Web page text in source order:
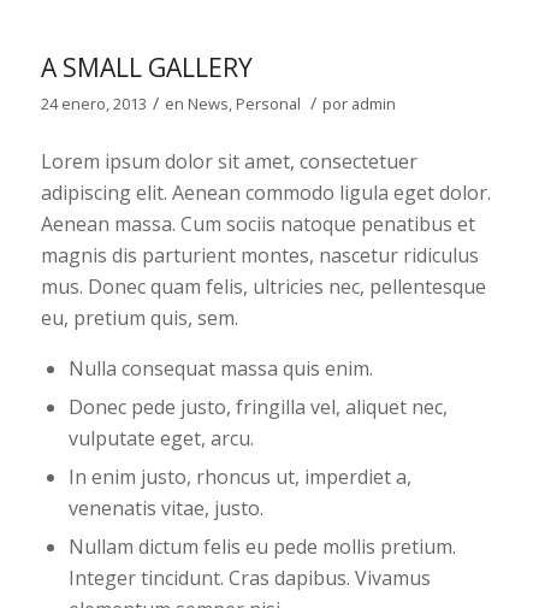
A SMALL GALLERY
24 enero, 2013 / en News, Personal / por admin
Lorem ipsum dolor sit amet, consectetuer
adipiscing elit. Aenean commodo ligula eget dolor.
Aenean massa. Cum sociis natoque penatibus et
magnis dis parturient montes, nascetur ridiculus
mus. Donec quam felis, ultricies nec, pellentesque
eu, pretium quis, sem.
Nulla consequat massa quis enim.
Donec pede justo, fringilla vel, aliquet nec,
vulputate eget, arcu.
In enim justo, rhoncus ut, imperdiet a,
venenatis vitae, justo.
Nullam dictum felis eu pede mollis pretium.
Integer tincidunt. Cras dapibus. Vivamus